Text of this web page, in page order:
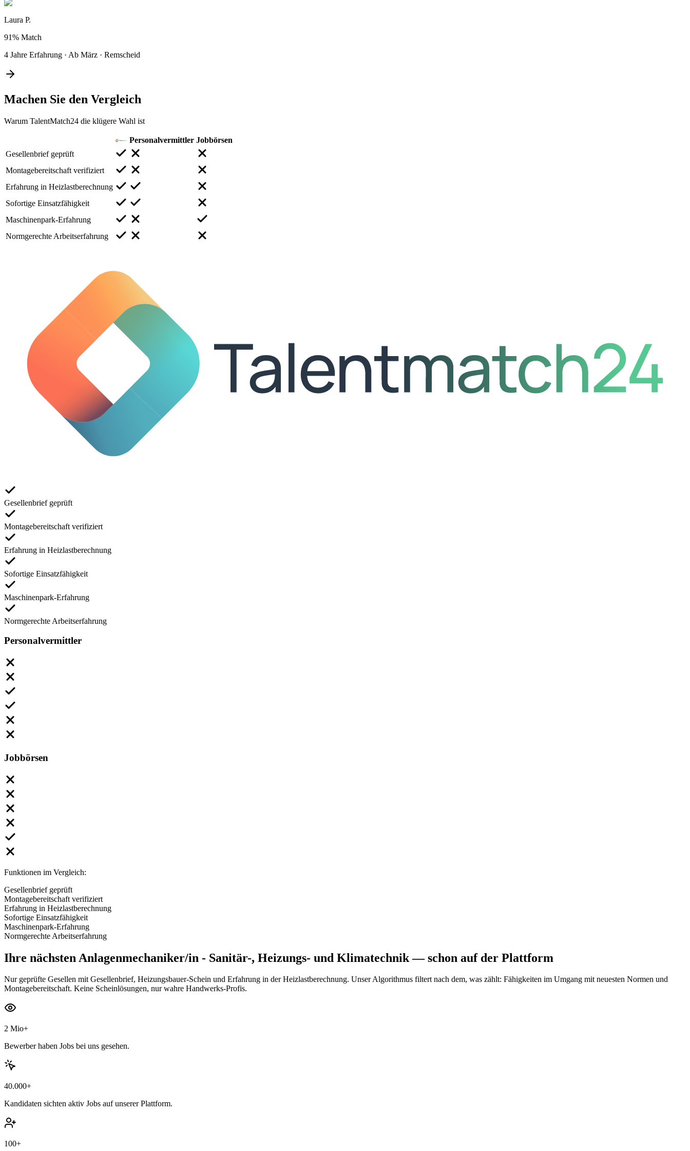
Laura P.
91% Match
4 Jahre Erfahrung · Ab März · Remscheid
Machen Sie den Vergleich
Warum TalentMatch24 die klügere Wahl ist
Personalvermittler Jobbörsen
Gesellenbrief geprüft
Montagebereitschaft verifiziert
Erfahrung in Heizlastberechnung
Sofortige Einsatzfähigkeit
Maschinenpark-Erfahrung
Normgerechte Arbeitserfahrung
Gesellenbrief geprüft
Montagebereitschaft verifiziert
Erfahrung in Heizlastberechnung
Sofortige Einsatzfähigkeit
Maschinenpark-Erfahrung
Normgerechte Arbeitserfahrung
Personalvermittler
Jobbörsen
Funktionen im Vergleich:
Gesellenbrief geprüft
Montagebereitschaft verifiziert
Erfahrung in Heizlastberechnung
Sofortige Einsatzfähigkeit
Maschinenpark-Erfahrung
Normgerechte Arbeitserfahrung
Ihre nächsten Anlagenmechaniker/in - Sanitär-, Heizungs- und Klimatechnik— schon auf der Plattform
Nur geprüfte Gesellen mit Gesellenbrief, Heizungsbauer-Schein und Erfahrung in der Heizlastberechnung. Unser Algorithmus filtert nach dem, was zählt: Fähigkeiten im Umgang mit neuesten Normen und
Montagebereitschaft. Keine Scheinlösungen, nur wahre Handwerks-Profis.
2 Mio+
Bewerber haben Jobs bei uns gesehen.
40.000+
Kandidaten sichten aktiv Jobs auf unserer Plattform.
100+